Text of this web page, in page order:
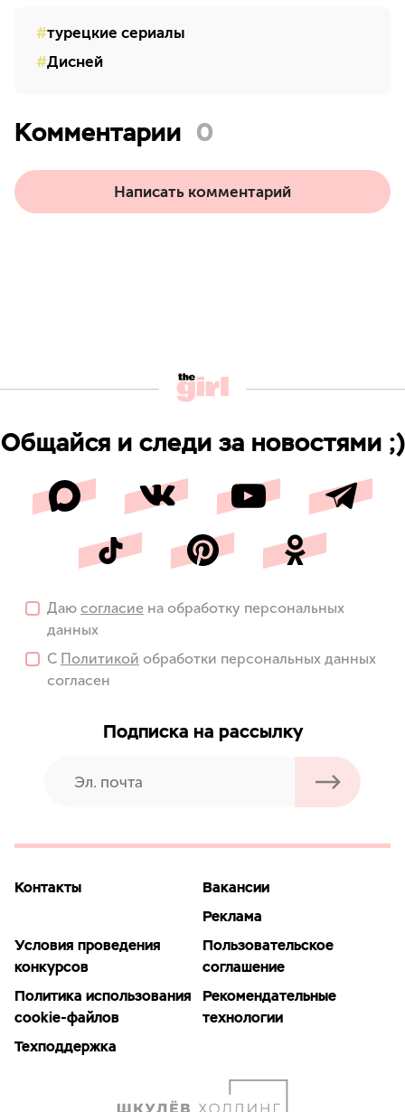
турецкие сериалы
Дисней
Комментарии 0
Написать комментарий
Общайся и следи за новостями ;)
Даю согласие на обработку персональных
данных
С Политикой обработки персональных данных
согласен
Подписка на рассылку
Контакты
Вакансии
Реклама
Условия проведения
конкурсов
Пользовательское
соглашение
Политика использования
cookie-файлов
Рекомендательные
технологии
Техподдержка